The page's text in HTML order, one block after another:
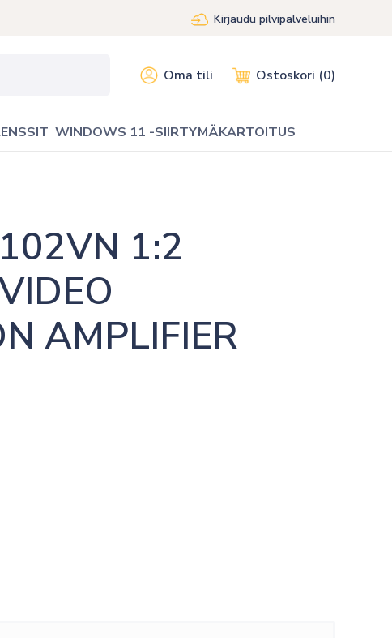
Kirjaudu pilvipalveluihin
Oma tili Ostoskori (0)
WINDOWS 11 -SIIRTYMÄKARTOITUS
1:2
AMPLIFIER